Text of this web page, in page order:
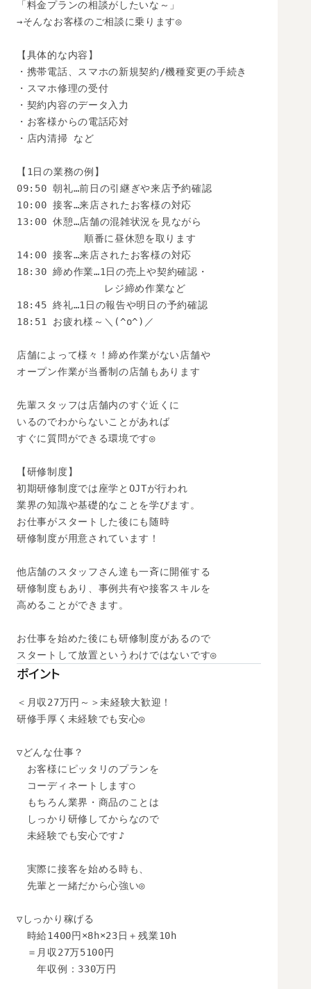
「料金プランの相談がしたいな～」
→そんなお客様のご相談に乗ります◎
【具体的な内容】
・携帯電話、スマホの新規契約/機種変更の手続き
・スマホ修理の受付
・契約内容のデータ入力
・お客様からの電話応対
・店内清掃 など
【1日の業務の例】
09:50 朝礼…前日の引継ぎや来店予約確認
10:00 接客…来店されたお客様の対応
13:00 休憩…店舗の混雑状況を見ながら
順番に昼休憩を取ります
14:00 接客…来店されたお客様の対応
18:30 締め作業…1日の売上や契約確認・
レジ締め作業など
18:45 終礼…1日の報告や明日の予約確認
18:51 お疲れ様～＼(^o^)／
店舗によって様々！締め作業がない店舗や
オープン作業が当番制の店舗もあります
先輩スタッフは店舗内のすぐ近くに
いるのでわからないことがあれば
すぐに質問ができる環境です◎
【研修制度】
初期研修制度では座学とOJTが行われ
業界の知識や基礎的なことを学びます。
お仕事がスタートした後にも随時
研修制度が用意されています！
他店舗のスタッフさん達も一斉に開催する
研修制度もあり、事例共有や接客スキルを
高めることができます。
お仕事を始めた後にも研修制度があるので
スタートして放置というわけではないです◎
ポイント
＜月収27万円～＞未経験大歓迎！
研修手厚く未経験でも安心◎
▽どんな仕事？
お客様にピッタリのプランを
コーディネートします○
もちろん業界・商品のことは
しっかり研修してからなので
未経験でも安心です♪
実際に接客を始める時も、
先輩と一緒だから心強い◎
▽しっかり稼げる
時給1400円×8h×23日＋残業10h
＝月収27万5100円
年収例：330万円